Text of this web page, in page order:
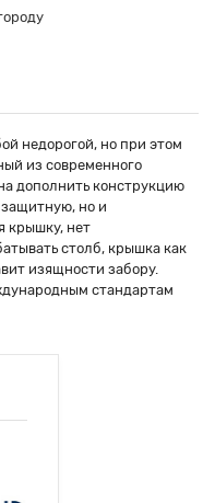
недорогой, но при этом
из современного
дополнить конструкцию
защитную, но и
крышку, нет
столб, крышка как
изящности забору.
стандартам